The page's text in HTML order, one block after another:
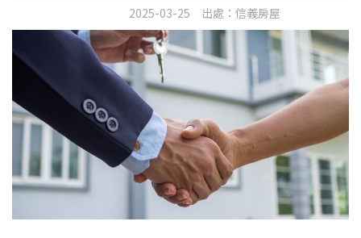
2025-03-25 出處： 信義房屋